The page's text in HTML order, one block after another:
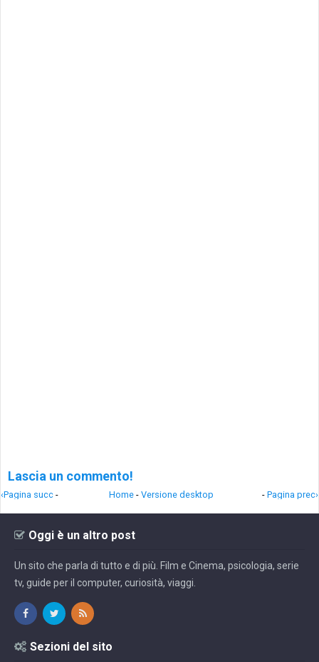
Lascia un commento!
‹Pagina succ - - Pagina prec›
Home - Versione desktop
Oggi è un altro post
Un sito che parla di tutto e di più. Film e Cinema, psicologia, serie
tv, guide per il computer, curiosità, viaggi.
Sezioni del sito